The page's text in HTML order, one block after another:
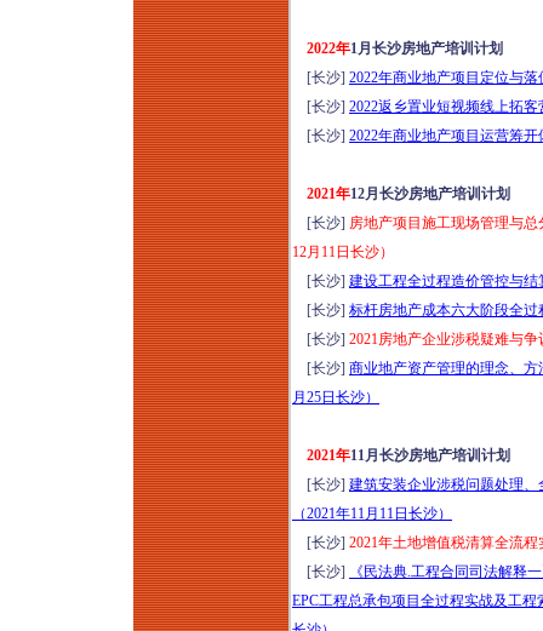
2022年1月长沙房地产培训计划
[长沙] 2022年商业地产项目定位与
[长沙] 2022返乡置业短视频线上拓
[长沙] 2022年商业地产项目运营筹
2021年12月长沙房地产培训计划
[长沙] 房地产项目施工现场管理与
12月11日长沙）
[长沙] 建设工程全过程造价管控与结
[长沙] 标杆房地产成本六大阶段全过
[长沙] 2021房地产企业涉税疑难与
[长沙] 商业地产资产管理的理念、
月25日长沙）
2021年11月长沙房地产培训计划
[长沙] 建筑安装企业涉税问题处理
（2021年11月11日长沙）
[长沙] 2021年土地增值税清算全流
[长沙]
《民法典.工程合同司法解释
EPC工程总承包项目全过程实战及工